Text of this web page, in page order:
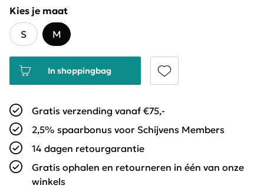
Kies je maat
S
M
In shoppingbag
Gratis verzending vanaf €75,-
2,5% spaarbonus voor Schijvens Members
14 dagen retourgarantie
Gratis ophalen en retourneren in één van onze
winkels